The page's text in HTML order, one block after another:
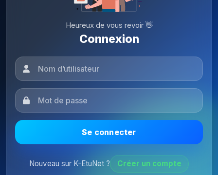
Heureux de vous revoir 👋
Connexion
Se connecter
Nouveau sur K-EtuNet ? Créer un compte